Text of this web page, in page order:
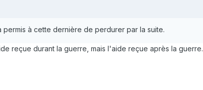
à cette dernière de perdurer par la suite.
reçue durant la guerre, mais l'aide reçue après la guerre.